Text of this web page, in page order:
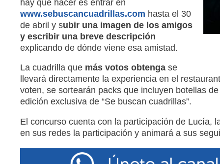
hay que hacer es entrar en
www.sebuscancuadrillas.com hasta el 30
de abril y subir una imagen de los amigos
y escribir una breve descripción
explicando de dónde viene esa amistad.
La cuadrilla que más votos obtengase
llevará directamente la experiencia en el
voten, se sortearán packs que incluyen botellas
edición exclusiva de “Se buscan cuadrillas”.
El concurso cuenta con la participación de Lucía,
en sus redes la participación y animará a sus